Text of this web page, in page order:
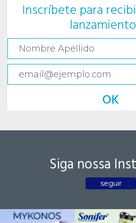
Inscríbete para
OK
Siga nossa
seguir